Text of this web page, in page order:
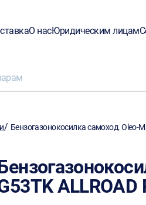
О насЮридическим лицам
/ Бензогазонокосилка самоход. Oleo-